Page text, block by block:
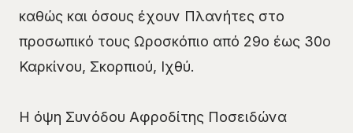
καθώς και όσους έχουν Πλανήτες στο
προσωπικό τους Ωροσκόπιο από 29ο έως 30ο
Καρκίνου, Σκορπιού, Ιχθύ.
Η όψη Συνόδου Αφροδίτης Ποσειδώνα